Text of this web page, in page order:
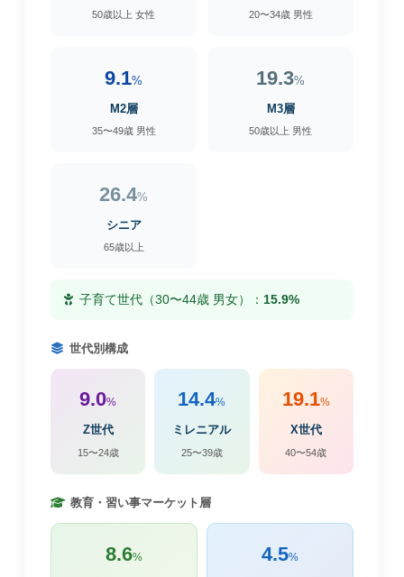
50歳以上 女性 20〜34歳 男性
9.1%
M2層
35〜49歳 男性
19.3%
M3層
50歳以上 男性
26.4%
シニア
65歳以上
子育て世代（30〜44歳 男女）： 15.9%
世代別構成
9.0%
Z世代
15〜24歳
14.4%
ミレニアル
25〜39歳
19.1%
X世代
40〜54歳
教育・習い事マーケット層
8.6% 4.5%